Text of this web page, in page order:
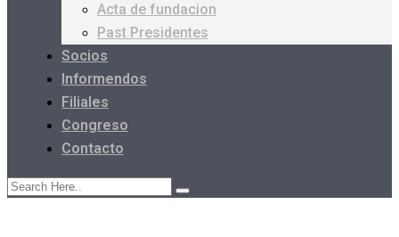
Acta de fundacion
Past Presidentes
Socios
Informendos
Filiales
Congreso
Contacto